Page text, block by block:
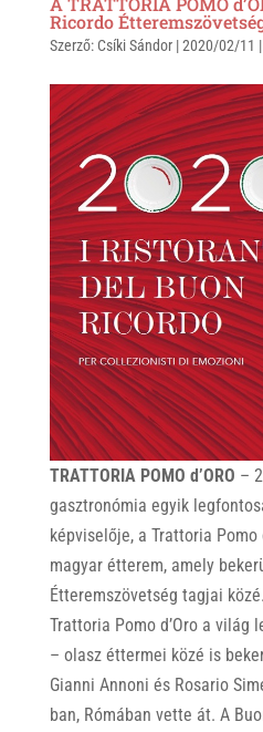
Ricordo
Szerző: Csíki Sándor|2020/02/11 |
TRATTORIA POMO d’ORO –
gasztronómia egyik
képviselője, a Trattoria Pomo
magyar étterem, amely
Étteremszövetség tagjai
Trattoria Pomo d’Oro a világ
– olasz éttermei közé is
Gianni Annoni és Rosario
ban, Rómában vette át. A